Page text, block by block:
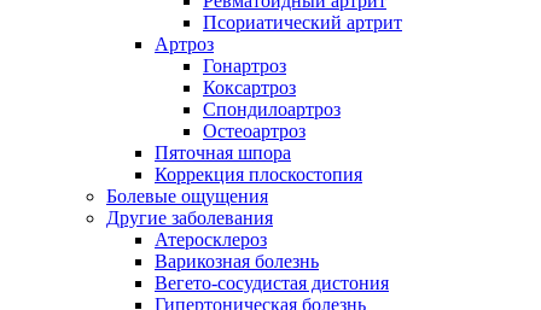
Псориатический артрит
Артроз
Гонартроз
Коксартроз
Спондилоартроз
Остеоартроз
Пяточная шпора
Коррекция плоскостопия
Болевые ощущения
Другие заболевания
Атеросклероз
Варикозная болезнь
Вегето-сосудистая дистония
Гипертоническая болезнь